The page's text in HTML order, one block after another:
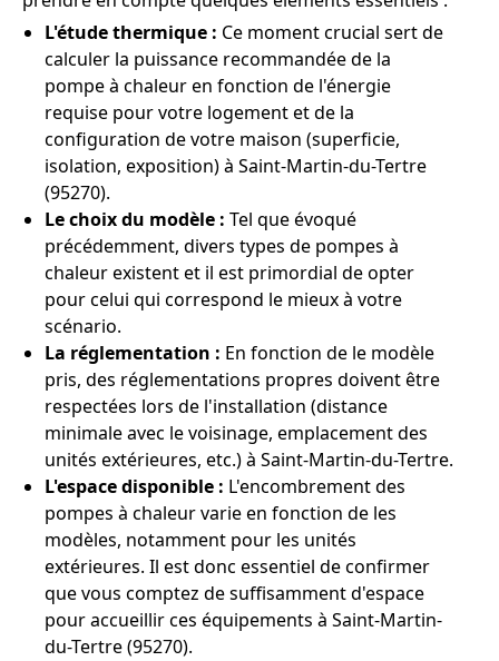
L'étude thermique : Ce moment crucial sert de
calculer la puissance recommandée de la
pompe à chaleur en fonction de l'énergie
requise pour votre logement et de la
configuration de votre maison (superficie,
isolation, exposition) à Saint-Martin-du-Tertre
(95270).
Le choix du modèle : Tel que évoqué
précédemment, divers types de pompes à
chaleur existent et il est primordial de opter
pour celui qui correspond le mieux à votre
scénario.
La réglementation : En fonction de le modèle
pris, des réglementations propres doivent être
respectées lors de l'installation (distance
minimale avec le voisinage, emplacement des
unités extérieures, etc.) à Saint-Martin-du-Tertre.
L'espace disponible : L'encombrement des
pompes à chaleur varie en fonction de les
modèles, notamment pour les unités
extérieures. Il est donc essentiel de confirmer
que vous comptez de suffisamment d'espace
pour accueillir ces équipements à Saint-Martin-
du-Tertre (95270).